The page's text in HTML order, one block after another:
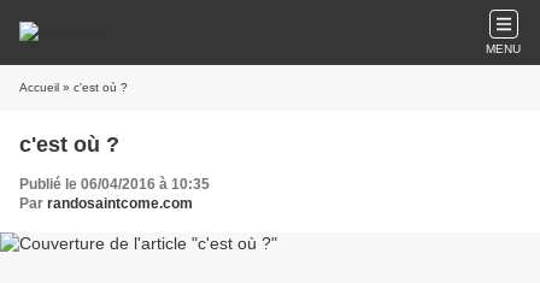
MENU
Accueil » c'est où ?
c'est où ?
Publié le 06/04/2016 à 10:35
Par randosaintcome.com